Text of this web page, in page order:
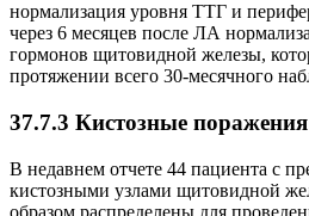
нормализация уровня ТТГ и
через 6 месяцев после ЛА
гормонов щитовидной железы,
протяжении всего 30-месячного
37.7.3 Кистозные поражения
В недавнем отчете 44 пациента с
кистозными узлами щитовидной
образом распределены для